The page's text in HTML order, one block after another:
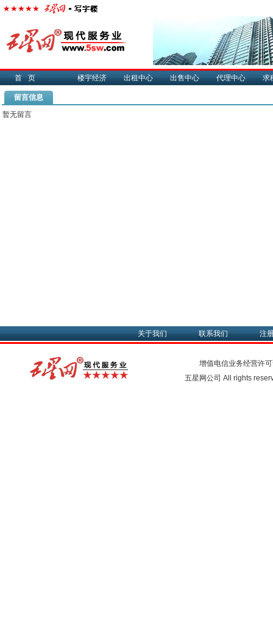
首页 楼宇经济 出租中心 出售中心 代理中心 求
留言信息
暂无留言
关于我们 联系我们 注
增值电信业务经营许
五星网公司 All rights